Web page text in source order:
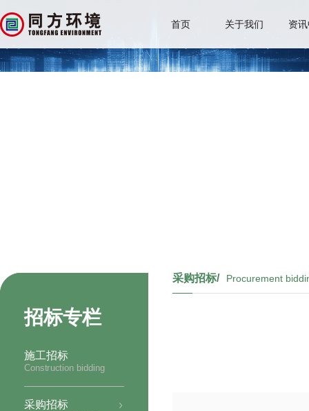
首页 关于我们 资
招标专栏
施工招标
Construction bidding
采购招标
采购招标/ Procurement